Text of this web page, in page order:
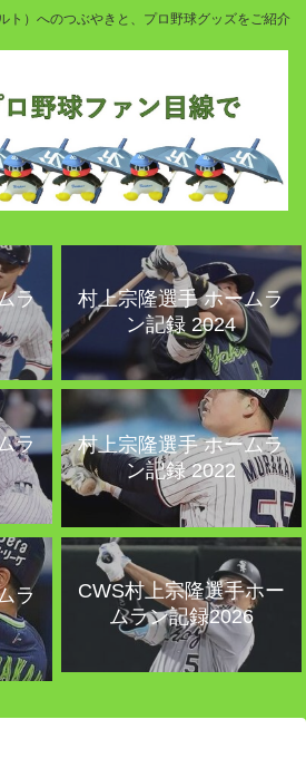
ト）へのつぶやきと、プロ野球グッズをご紹介
ラ
村上宗隆選手 ホームラ
ン記録 2024
ラ
村上宗隆選手 ホームラ
ン記録 2022
ラ
CWS村上宗隆選手ホー
ムラン記録2026